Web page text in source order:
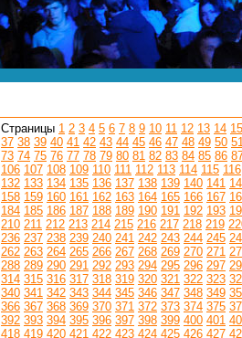
Страницы 1 2 3 4 5 6 7 8 9 10 11 12 13 14 15
37 38 39 40 41 42 43 44 45 46 47 48 49 50
73 74 75 76 77 78 79 80 81 82 83 84 85 86
106 107 108 109 110 111 112 113 114 115 116
132 133 134 135 136 137 138 139 140 141
158 159 160 161 162 163 164 165 166 167
184 185 186 187 188 189 190 191 192 193
210 211 212 213 214 215 216 217 218 219
236 237 238 239 240 241 242 243 244 245
262 263 264 265 266 267 268 269 270 271
288 289 290 291 292 293 294 295 296 297
314 315 316 317 318 319 320 321 322 323
340 341 342 343 344 345 346 347 348 349
366 367 368 369 370 371 372 373 374 375
392 393 394 395 396 397 398 399 400 401
418 419 420 421 422 423 424 425 426 427